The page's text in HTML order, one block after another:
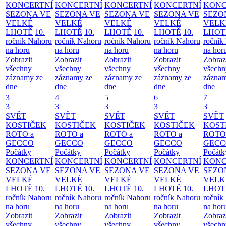
KONCERTNÍ
SEZONA VE
VELKÉ
LHOTĚ 10.
ročník Nahoru
na horu
Zobrazit
všechny
záznamy ze
dne
KONCERTNÍ
SEZONA VE
VELKÉ
LHOTĚ 10.
ročník Nahoru
na horu
Zobrazit
všechny
záznamy ze
dne
KONCERTNÍ
SEZONA VE
VELKÉ
LHOTĚ 10.
ročník Nahoru
na horu
Zobrazit
všechny
záznamy ze
dne
KONCERTNÍ
SEZONA VE
VELKÉ
LHOTĚ 10.
ročník Nahoru
na horu
Zobrazit
všechny
záznamy ze
dne
ročník
na
dne
3
3
SVĚT
KOSTIČEK
ROTO a
GECCO
Počátky
KONCERTNÍ
SEZONA VE
VELKÉ
LHOTĚ 10.
ročník Nahoru
na horu
Zobrazit
4
3
SVĚT
KOSTIČEK
ROTO a
GECCO
Počátky
KONCERTNÍ
SEZONA VE
VELKÉ
LHOTĚ 10.
ročník Nahoru
na horu
Zobrazit
5
3
SVĚT
KOSTIČEK
ROTO a
GECCO
Počátky
KONCERTNÍ
SEZONA VE
VELKÉ
LHOTĚ 10.
ročník Nahoru
na horu
Zobrazit
6
3
SVĚT
KOSTIČEK
ROTO a
GECCO
Počátky
KONCERTNÍ
SEZONA VE
VELKÉ
LHOTĚ 10.
ročník Nahoru
na horu
Zobrazit
7
3
SVĚT
ročník
na